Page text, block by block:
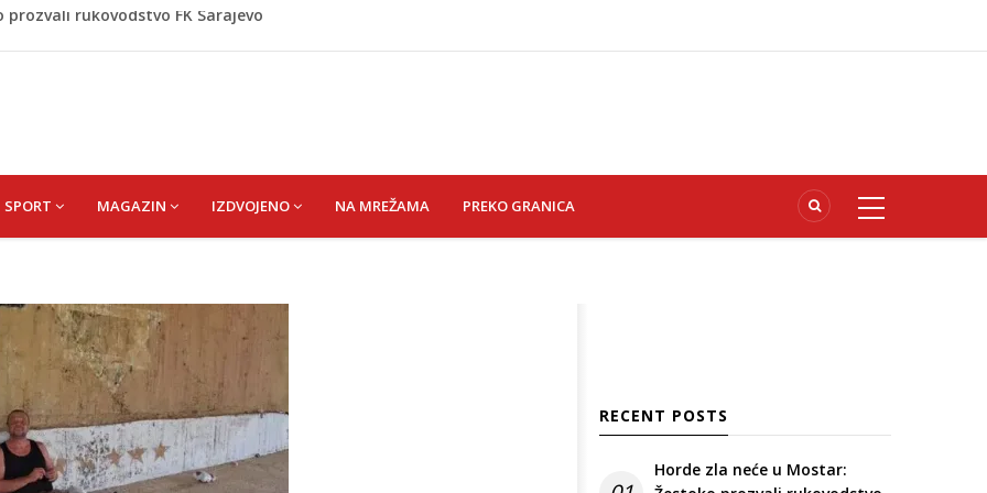
širi prema kućama, dva helikoptera gase vatru
Bužim devet dana u znaku futsala i sjećanja.
rukovodstvo FK Sarajevo
SPORT MAGAZIN IZDVOJENO NA MREŽAMA PREKO GRANICA
RECENT POSTS
Horde zla neće u Mostar: